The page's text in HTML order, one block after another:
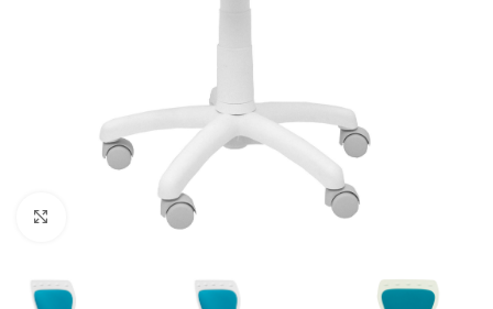
Click to enlarge